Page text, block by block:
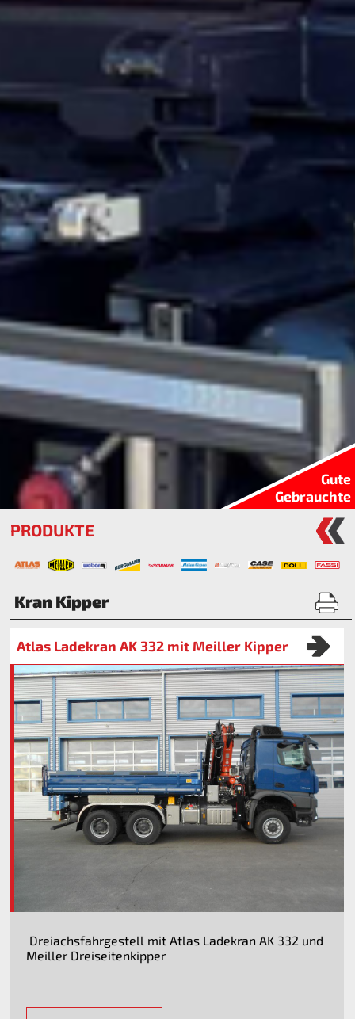
Gute
Gebrauchte
PRODUKTE
Kran Kipper
Atlas Ladekran AK 332 mit Meiller Kipper
Dreiachsfahrgestell mit Atlas Ladekran AK 332 und
Meiller Dreiseitenkipper